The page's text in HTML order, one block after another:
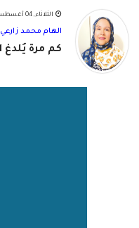
الثلاثاء, 04 أغسطس 2026
الهام محمد زارعي
كم مرة يُلدغ الوطن؟